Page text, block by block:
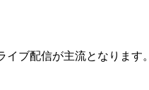
ブ配信が主流となります。